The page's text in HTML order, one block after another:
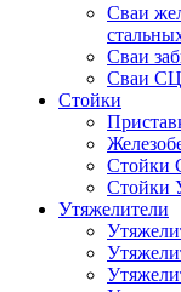
Сваи
Сваи
Сваи СЦ
Стойки
Стойки
Утяжелители